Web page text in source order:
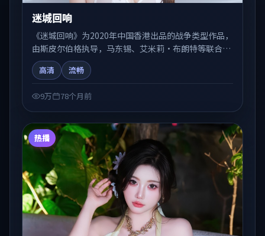
迷城回响
《迷城回响》为2020年中国香港出品的战争类型作品，
由斯皮尔伯格执导，马东锡、艾米莉·布朗特等联合出
演。剧情在人物弧光与节奏推进中展开，兼具叙事张力
与视听质感。适合关注国产在线观看、热播国产剧与院
高清 流畅
9万 78个月前
热播